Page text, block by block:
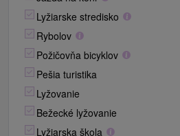
Lyžiarske stredisko
Rybolov
Požičovňa bicyklov
Pešia turistika
Lyžovanie
Bežecké lyžovanie
Lyžiarska škola